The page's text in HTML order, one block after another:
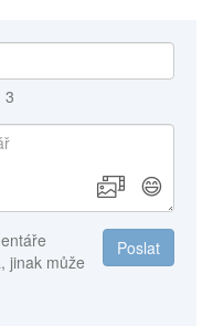
3
😄
Poslat
jinak může